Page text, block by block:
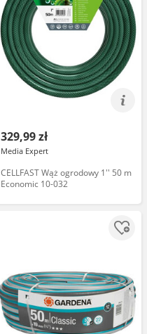
329,99 zł
Media Expert
CELLFAST Wąż ogrodowy 1'' 50 m
Economic 10-032